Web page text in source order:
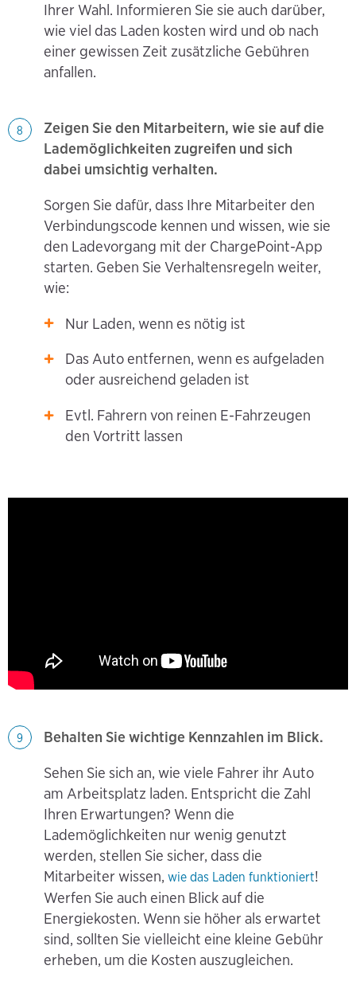
Ihrer Wahl. Informieren Sie sie auch darüber,
wie viel das Laden kosten wird und ob nach
einer gewissen Zeit zusätzliche Gebühren
anfallen.
8
Zeigen Sie den Mitarbeitern, wie sie auf die
Lademöglichkeiten zugreifen und sich
dabei umsichtig verhalten.
Sorgen Sie dafür, dass Ihre Mitarbeiter den
Verbindungscode kennen und wissen, wie sie
den Ladevorgang mit der ChargePoint-App
starten. Geben Sie Verhaltensregeln weiter,
wie:
Nur Laden, wenn es nötig ist
Das Auto entfernen, wenn es aufgeladen
oder ausreichend geladen ist
Evtl. Fahrern von reinen E-Fahrzeugen
den Vortritt lassen
9
Behalten Sie wichtige Kennzahlen im Blick.
Sehen Sie sich an, wie viele Fahrer ihr Auto
am Arbeitsplatz laden. Entspricht die Zahl
Ihren Erwartungen? Wenn die
Lademöglichkeiten nur wenig genutzt
werden, stellen Sie sicher, dass die
Mitarbeiter wissen, wie das Laden funktioniert!
Werfen Sie auch einen Blick auf die
Energiekosten. Wenn sie höher als erwartet
sind, sollten Sie vielleicht eine kleine Gebühr
erheben, um die Kosten auszugleichen.